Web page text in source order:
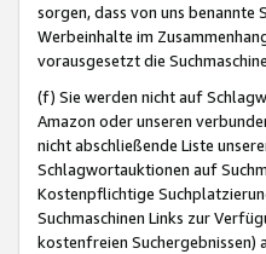
sorgen, dass von uns benannte
Werbeinhalte im
vorausgesetzt die
(f) Sie werden nicht auf
Amazon oder unseren
nicht abschließende Liste
Schlagwortauktionen auf
Kostenpflichtige
Suchmaschinen Links zur
kostenfreien Suchergebnissen)